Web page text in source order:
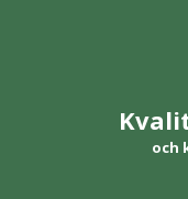
och